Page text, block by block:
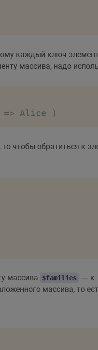
каждый ключ
массива, надо
Alice )
чтобы обратиться к
массива $families — к
массива, то